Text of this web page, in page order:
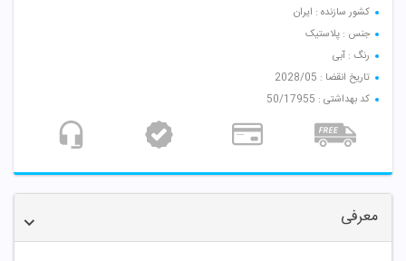
کشور سازنده : ایران
جنس : پلاستیک
رنگ : آبی
تاریخ انقضا : 2028/05
کد بهداشتی : 50/17955
معرفی